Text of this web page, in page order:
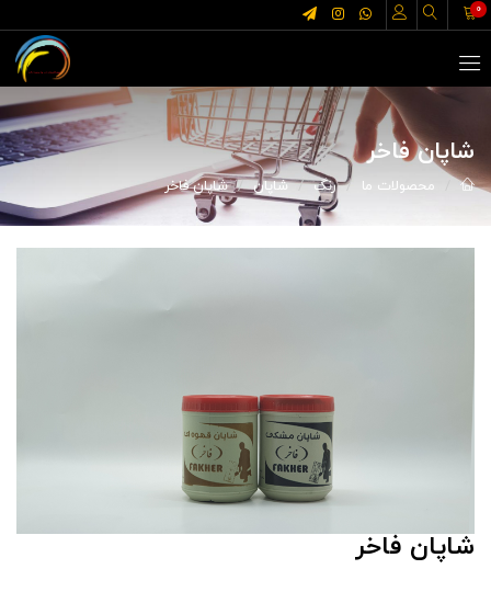
0
شاپان فاخر
محصولات ما رنگ شاپان شاپان فاخر
شاپان فاخر